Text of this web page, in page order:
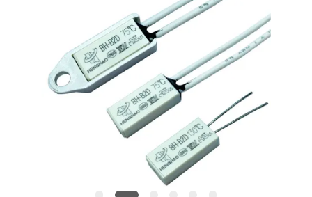
SITEMAP
PRIVACY